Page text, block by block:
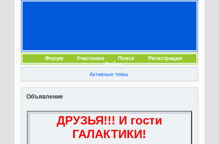
Форум Участники Поиск
Регистрация
Войти
Активные темы
Объявление
ДРУЗЬЯ!!! И гости
ГАЛАКТИКИ!